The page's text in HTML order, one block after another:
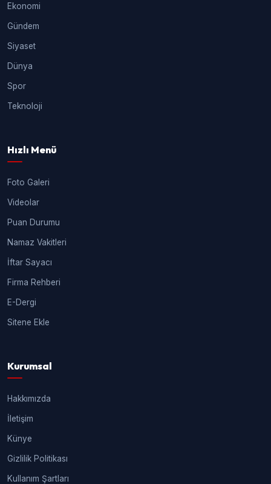
Ekonomi
Gündem
Siyaset
Dünya
Spor
Teknoloji
Hızlı Menü
Foto Galeri
Videolar
Puan Durumu
Namaz Vakitleri
İftar Sayacı
Firma Rehberi
E-Dergi
Sitene Ekle
Kurumsal
Hakkımızda
İletişim
Künye
Gizlilik Politikası
Kullanım Şartları